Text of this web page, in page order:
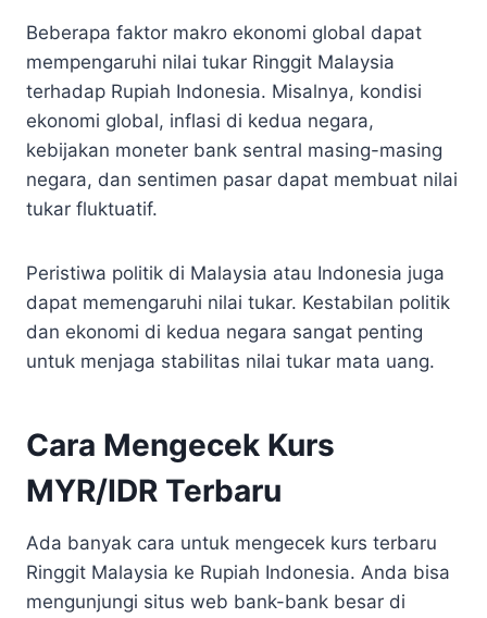
Beberapa faktor makro ekonomi global dapat
mempengaruhi nilai tukar Ringgit Malaysia
terhadap Rupiah Indonesia. Misalnya, kondisi
ekonomi global, inflasi di kedua negara,
kebijakan moneter bank sentral masing-masing
negara, dan sentimen pasar dapat membuat nilai
tukar fluktuatif.
Peristiwa politik di Malaysia atau Indonesia juga
dapat memengaruhi nilai tukar. Kestabilan politik
dan ekonomi di kedua negara sangat penting
untuk menjaga stabilitas nilai tukar mata uang.
Cara Mengecek Kurs
MYR/IDR Terbaru
Ada banyak cara untuk mengecek kurs terbaru
Ringgit Malaysia ke Rupiah Indonesia. Anda bisa
mengunjungi situs web bank-bank besar di